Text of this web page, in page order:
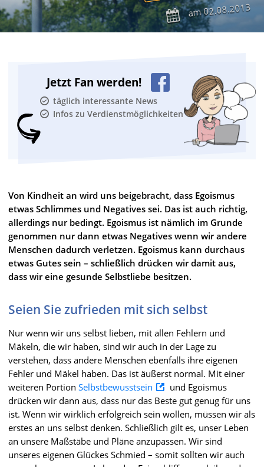
am02.08.2013
Jetzt Fan werden!
täglich interessante News
Infos zu Verdienstmöglichkeiten
Von Kindheit an wird uns beigebracht, dass Egoismus
etwas Schlimmes und Negatives sei. Das ist auch richtig,
allerdings nur bedingt. Egoismus ist nämlich im Grunde
genommen nur dann etwas Negatives wenn wir andere
Menschen dadurch verletzen. Egoismus kann durchaus
etwas Gutes sein – schließlich drücken wir damit aus,
dass wir eine gesunde Selbstliebe besitzen.
Seien Sie zufrieden mit sich selbst
Nur wenn wir uns selbst lieben, mit allen Fehlern und
Mäkeln, die wir haben, sind wir auch in der Lage zu
verstehen, dass andere Menschen ebenfalls ihre eigenen
Fehler und Mäkel haben. Das ist äußerst normal. Mit einer
weiteren Portion Selbstbewusstsein
und Egoismus
drücken wir dann aus, dass nur das Beste gut genug für uns
ist. Wenn wir wirklich erfolgreich sein wollen, müssen wir als
erstes an uns selbst denken. Schließlich gilt es, unser Leben
an unsere Maßstäbe und Pläne anzupassen. Wir sind
unseres eigenen Glückes Schmied – somit sollten wir auch